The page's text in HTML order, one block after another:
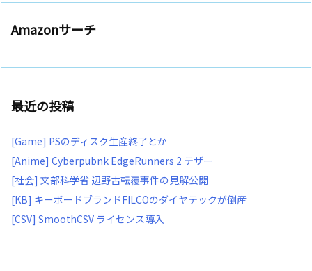
Amazonサーチ
最近の投稿
[Game] PSのディスク生産終了とか
[Anime] Cyberpubnk EdgeRunners 2 テザー
[社会] 文部科学省 辺野古転覆事件の見解公開
[KB] キーボードブランドFILCOのダイヤテックが倒産
[CSV] SmoothCSV ライセンス導入